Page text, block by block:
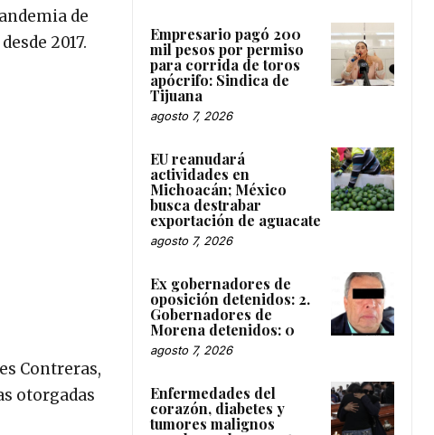
de
2017.
Contreras,
otorgadas
Empresario pagó 200
mil pesos por permiso
para corrida de toros
apócrifo: Sindica de
Tijuana
agosto 7, 2026
EU reanudará
actividades en
Michoacán; México
busca destrabar
exportación de aguacate
agosto 7, 2026
Ex gobernadores de
oposición detenidos: 2.
Gobernadores de
Morena detenidos: 0
agosto 7, 2026
Enfermedades del
corazón, diabetes y
tumores malignos